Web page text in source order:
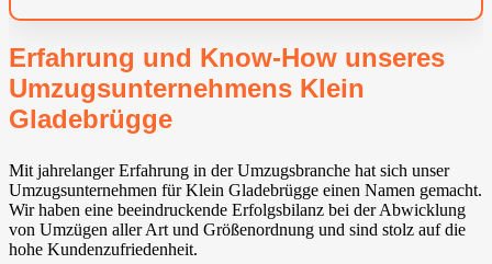
Erfahrung und Know-How unseres
Umzugsunternehmens Klein
Gladebrügge
Mit jahrelanger Erfahrung in der Umzugsbranche hat sich unser
Umzugsunternehmen für Klein Gladebrügge einen Namen gemacht.
Wir haben eine beeindruckende Erfolgsbilanz bei der Abwicklung
von Umzügen aller Art und Größenordnung und sind stolz auf die
hohe Kundenzufriedenheit.